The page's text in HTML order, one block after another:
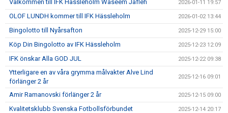
Välkommen till IFK Hässleholm Waseem Jafleh 2026-01-11 19:57
OLOF LUNDH kommer till IFK Hässleholm 2026-01-02 13:44
Bingolotto till Nyårsafton 2025-12-29 15:00
Köp Din Bingolotto av IFK Hässleholm 2025-12-23 12:09
IFK önskar Alla GOD JUL 2025-12-22 09:38
Ytterligare en av våra grymma målvakter Alve Lind
förlänger 2 år
2025-12-16 09:01
Amir Ramanovski förlänger 2 år 2025-12-15 09:00
Kvalitetsklubb Svenska Fotbollsförbundet 2025-12-14 20:17